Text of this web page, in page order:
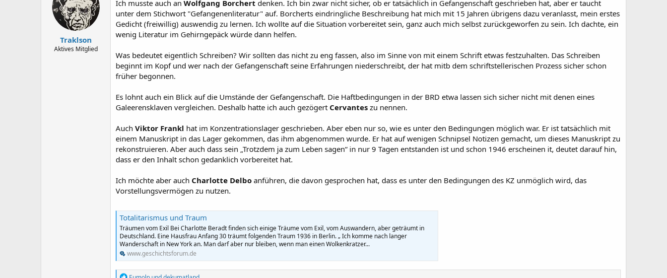
Traklson
Aktives Mitglied
Ich musste auch an Wolfgang Borchert denken. Ich bin zwar nicht sicher, ob er tatsächlich in Gefangenschaft geschrieben hat, aber er taucht
unter dem Stichwort "Gefangenenliteratur" auf. Borcherts eindringliche Beschreibung hat mich mit 15 Jahren übrigens dazu veranlasst, mein erstes
Gedicht (freiwillig) auswendig zu lernen. Ich wollte auf die Situation vorbereitet sein, ganz auch mich selbst zurückgeworfen zu sein. Ich dachte, ein
wenig Literatur im Gehirngepäck würde dann helfen.
Was bedeutet eigentlich Schreiben? Wir sollten das nicht zu eng fassen, also im Sinne von mit einem Schrift etwas festzuhalten. Das Schreiben
beginnt im Kopf und wer nach der Gefangenschaft seine Erfahrungen niederschreibt, der hat mitb dem schriftstellerischen Prozess sicher schon
früher begonnen.
Es lohnt auch ein Blick auf die Umstände der Gefangenschaft. Die Haftbedingungen in der BRD etwa lassen sich sicher nicht mit denen eines
Galeerensklaven vergleichen. Deshalb hatte ich auch gezögert Cervantes zu nennen.
Auch Viktor Frankl hat im Konzentrationslager geschrieben. Aber eben nur so, wie es unter den Bedingungen möglich war. Er ist tatsächlich mit
einem Manuskript in das Lager gekommen, das ihm abgenommen wurde. Er hat auf wenigen Schnipsel Notizen gemacht, um dieses Manuskript zu
rekonstruieren. Aber auch dass sein „Trotzdem ja zum Leben sagen“ in nur 9 Tagen entstanden ist und schon 1946 erscheinen it, deutet darauf hin,
dass er den Inhalt schon gedanklich vorbereitet hat.
Ich möchte aber auch Charlotte Delbo anführen, die davon gesprochen hat, dass es unter den Bedingungen des KZ unmöglich wird, das
Vorstellungsvermögen zu nutzen.
Totalitarismus und Traum
Träumen vom Exil Bei Charlotte Beradt finden sich einige Träume vom Exil, vom Auswandern, aber geträumt in
Deutschland. Eine Hausfrau Anfang 30 träumt folgenden Traum 1936 in Berlin. „ Ich komme nach langer
Wanderschaft in New York an. Man darf aber nur bleiben, wenn man einen Wolkenkratzer...
www.geschichtsforum.de